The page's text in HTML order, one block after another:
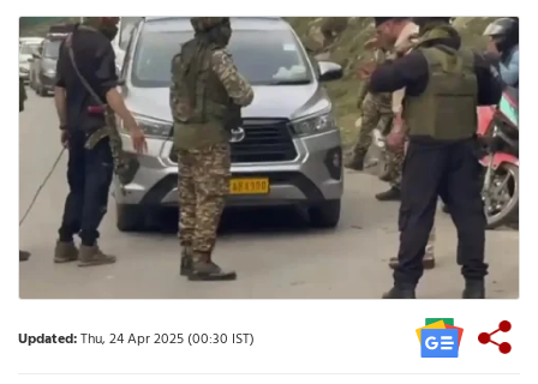
Updated:Thu, 24 Apr 2025 (00:30 IST)